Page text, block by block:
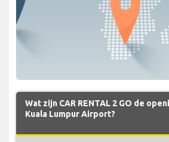
Wat zijn CAR RENTAL 2 GO de
Kuala Lumpur Airport?